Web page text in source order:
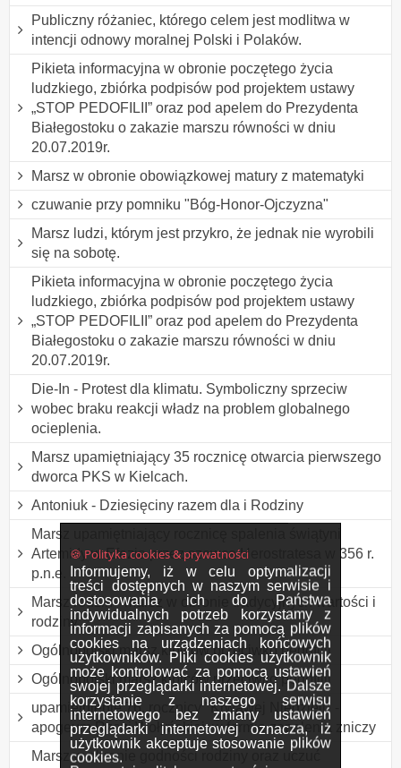
🍪 Polityka cookies & prywatności
Informujemy, iż w celu optymalizacji
treści dostępnych w naszym serwisie i
dostosowania ich do Państwa
indywidualnych potrzeb korzystamy z
informacji zapisanych za pomocą plików
cookies na urządzeniach końcowych
użytkowników. Pliki cookies użytkownik
może kontrolować za pomocą ustawień
swojej przeglądarki internetowej. Dalsze
korzystanie z naszego serwisu
internetowego bez zmiany ustawień
przeglądarki internetowej oznacza, iż
użytkownik akceptuje stosowanie plików
cookies.
Publiczny różaniec, którego celem jest modlitwa w
intencji odnowy moralnej Polski i Polaków.
Pikieta informacyjna w obronie poczętego życia
ludzkiego, zbiórka podpisów pod projektem ustawy
„STOP PEDOFILII” oraz pod apelem do Prezydenta
Białegostoku o zakazie marszu równości w dniu
20.07.2019r.
Marsz w obronie obowiązkowej matury z matematyki
czuwanie przy pomniku "Bóg-Honor-Ojczyzna"
Marsz ludzi, którym jest przykro, że jednak nie wyrobili
się na sobotę.
Pikieta informacyjna w obronie poczętego życia
ludzkiego, zbiórka podpisów pod projektem ustawy
„STOP PEDOFILII” oraz pod apelem do Prezydenta
Białegostoku o zakazie marszu równości w dniu
20.07.2019r.
Die-In - Protest dla klimatu. Symboliczny sprzeciw
wobec braku reakcji władz na problem globalnego
ocieplenia.
Marsz upamiętniający 35 rocznicę otwarcia pierwszego
dworca PKS w Kielcach.
Antoniuk - Dziesięciny razem dla i Rodziny
Marsz upamiętniający rocznicę spalenia świątyni
Artemidy w Efezie przez szewca Herostratesa w 356 r.
p.n.e.
Marsz rodzin - marsz w obronie tradycyjnych wartości i
rodziny
Ogólnopolski marsz kibiców przeciwko pedofilii
Ogólnopolski marsz kibiców przeciwko pedofilii
upamiętnienie 76. rocznicy "Krwawej Niedzieli" -
apogeum Rzezi Wołyńskiej, w formie zapalenia zniczy
Marsz w obronie godności rodziny oraz uczuć